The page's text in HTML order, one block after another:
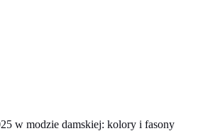
w modzie damskiej: kolory i fasony